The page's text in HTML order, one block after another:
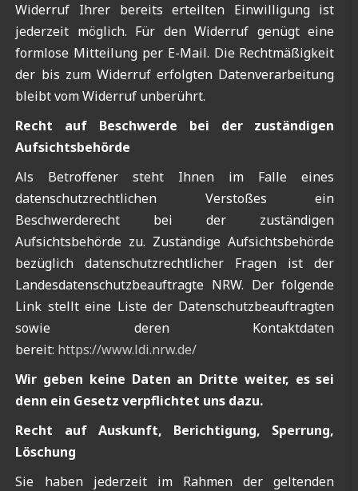
Widerruf Ihrer bereits erteilten Einwilligung ist
jederzeit möglich. Für den Widerruf genügt eine
formlose Mitteilung per E-Mail. Die Rechtmäßigkeit
der bis zum Widerruf erfolgten Datenverarbeitung
bleibt vom Widerruf unberührt.
Recht auf Beschwerde bei der zuständigen
Aufsichtsbehörde
Als Betroffener steht Ihnen im Falle eines
datenschutzrechtlichen Verstoßes ein
Beschwerderecht bei der zuständigen
Aufsichtsbehörde zu. Zuständige Aufsichtsbehörde
bezüglich datenschutzrechtlicher Fragen ist der
Landesdatenschutzbeauftragte NRW. Der folgende
Link stellt eine Liste der Datenschutzbeauftragten
sowie deren Kontaktdaten
bereit: https://www.ldi.nrw.de/
Wir geben keine Daten an Dritte weiter, es sei
denn ein Gesetz verpflichtet uns dazu.
Recht auf Auskunft, Berichtigung, Sperrung,
Löschung
Sie haben jederzeit im Rahmen der geltenden